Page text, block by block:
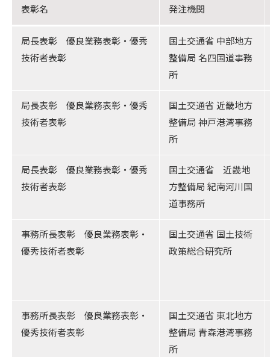
表彰名 発注機関
局長表彰 優良業務表彰・優秀
技術者表彰
国土交通省 中部地方
整備局 名四国道事務
所
局長表彰 優良業務表彰・優秀
技術者表彰
国土交通省 近畿地方
整備局 神戸港湾事務
所
局長表彰 優良業務表彰・優秀
技術者表彰
国土交通省 近畿地
方整備局 紀南河川国
道事務所
事務所長表彰 優良業務表彰・
優秀技術者表彰
国土交通省 国土技術
政策総合研究所
事務所長表彰 優良業務表彰・
優秀技術者表彰
国土交通省 東北地方
整備局 青森港湾事務
所